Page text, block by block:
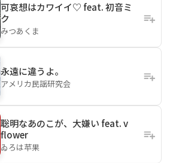
可哀想はカワイイ♡ feat. 初音ミ
ク
みつあくま
永遠に違うよ。
アメリカ民謡研究会
聡明なあのこが、大嫌い feat. v
flower
ゐろは苹果